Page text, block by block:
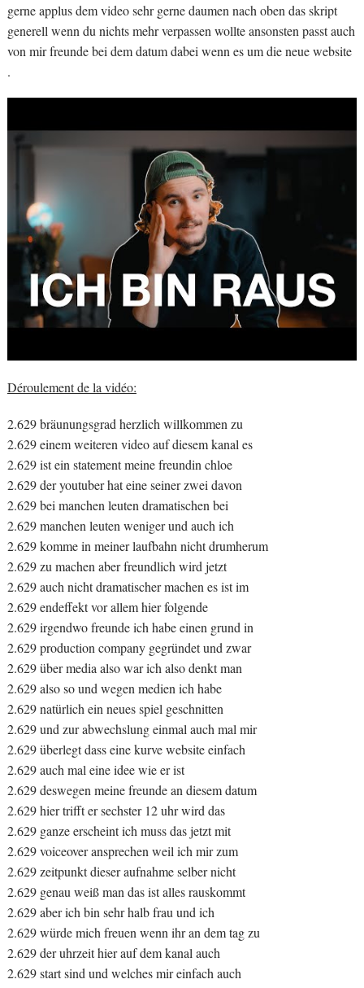
gerne applus dem video sehr gerne daumen nach oben das skript
generell wenn du nichts mehr verpassen wollte ansonsten passt auch
von mir freunde bei dem datum dabei wenn es um die neue website
.
Déroulement de la vidéo:
2.629 bräunungsgrad herzlich willkommen zu
2.629 einem weiteren video auf diesem kanal es
2.629 ist ein statement meine freundin chloe
2.629 der youtuber hat eine seiner zwei davon
2.629 bei manchen leuten dramatischen bei
2.629 manchen leuten weniger und auch ich
2.629 komme in meiner laufbahn nicht drumherum
2.629 zu machen aber freundlich wird jetzt
2.629 auch nicht dramatischer machen es ist im
2.629 endeffekt vor allem hier folgende
2.629 irgendwo freunde ich habe einen grund in
2.629 production company gegründet und zwar
2.629 über media also war ich also denkt man
2.629 also so und wegen medien ich habe
2.629 natürlich ein neues spiel geschnitten
2.629 und zur abwechslung einmal auch mal mir
2.629 überlegt dass eine kurve website einfach
2.629 auch mal eine idee wie er ist
2.629 deswegen meine freunde an diesem datum
2.629 hier trifft er sechster 12 uhr wird das
2.629 ganze erscheint ich muss das jetzt mit
2.629 voiceover ansprechen weil ich mir zum
2.629 zeitpunkt dieser aufnahme selber nicht
2.629 genau weiß man das ist alles rauskommt
2.629 aber ich bin sehr halb frau und ich
2.629 würde mich freuen wenn ihr an dem tag zu
2.629 der uhrzeit hier auf dem kanal auch
2.629 start sind und welches mir einfach auch